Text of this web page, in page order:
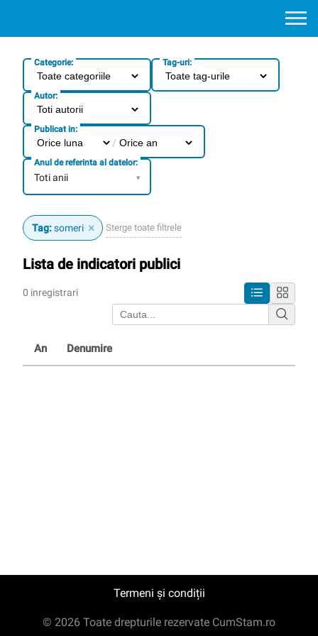
Categorie: Tag-uri:
Autor:
Publicat in:
/
Anul de referinta al datelor:
Toti anii ▾
Tag:someri × Sterge toate filtrele
Lista de indicatori publici
0 inregistrari
An Denumire
Termeni și condiții
© 2026 Toate drepturile rezervate CumStam.ro